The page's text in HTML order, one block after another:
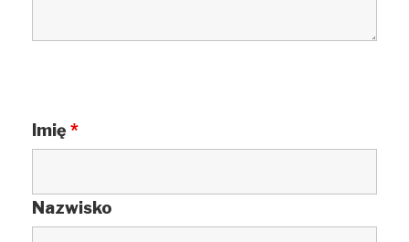
Imię *
Nazwisko